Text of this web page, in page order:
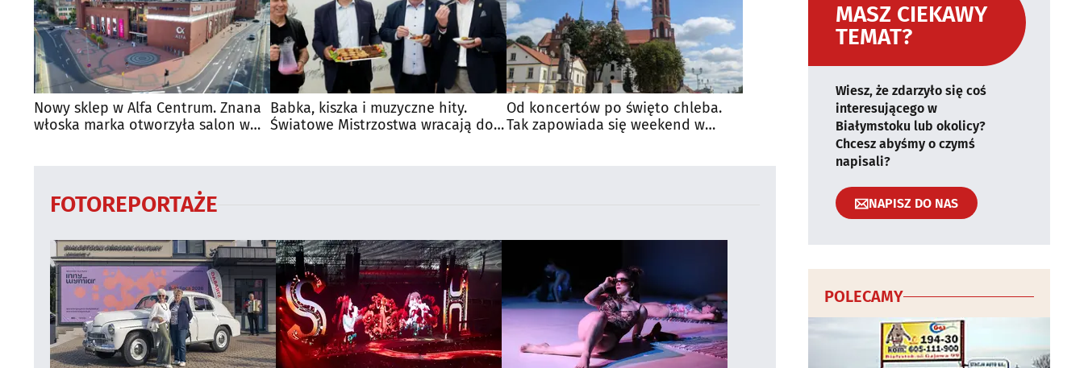
Nowy sklep w Alfa Centrum. Znana
włoska marka otworzyła salon w
Babka, kiszka i muzyczne hity.
Światowe Mistrzostwa wracają do
Od koncertów po święto chleba.
Tak zapowiada się weekend w
FOTOREPORTAŻE
MASZ CIEKAWY
TEMAT?
Wiesz, że zdarzyło się coś
interesującego w
Białymstoku lub okolicy?
Chcesz abyśmy o czymś
napisali?
NAPISZ DO NAS
POLECAMY